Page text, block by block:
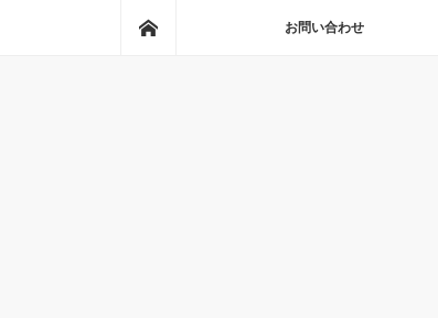
お問い合わせ